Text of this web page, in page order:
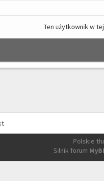
Ten użytkownik w
Polskie
Silnik forum